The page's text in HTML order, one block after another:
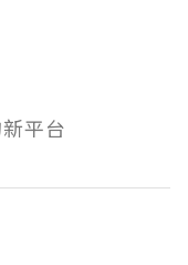
平台